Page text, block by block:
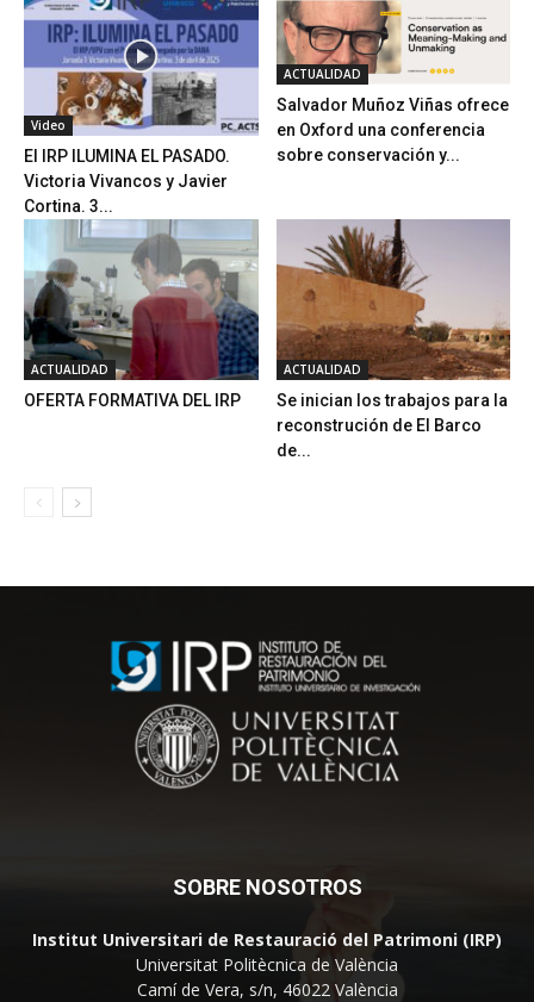
Video
El IRP ILUMINA EL PASADO.
Victoria Vivancos y Javier
Cortina. 3...
ACTUALIDAD
Salvador Muñoz Viñas ofrece
en Oxford una conferencia
sobre conservación y...
ACTUALIDAD
OFERTA FORMATIVA DEL IRP
ACTUALIDAD
Se inician los trabajos para la
reconstrución de El Barco
de...
SOBRE NOSOTROS
Institut Universitari de Restauració del Patrimoni (IRP)
Universitat Politècnica de València
Camí de Vera, s/n, 46022 València